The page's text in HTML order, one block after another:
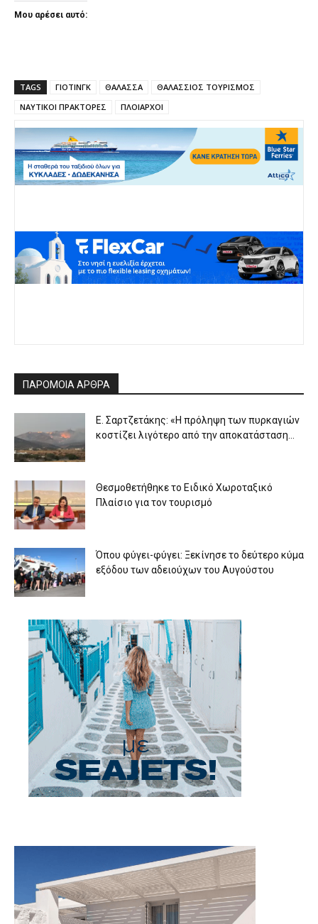
Μου αρέσει αυτό:
TAGS ΓΙΟΤΙΝΓΚ ΘΑΛΑΣΣΑ
ΘΑΛΑΣΣΙΟΣ ΤΟΥΡΙΣΜΟΣ
ΝΑΥΤΙΚΟΙ ΠΡΑΚΤΟΡΕΣ
ΠΛΟΙΑΡΧΟΙ
ΠΑΡΟΜΟΙΑ ΑΡΘΡΑ
Ε. Σαρτζετάκης: «Η πρόληψη των πυρκαγιών
κοστίζει λιγότερο από την αποκατάσταση...
Θεσμοθετήθηκε το Ειδικό Χωροταξικό
Πλαίσιο για τον τουρισμό
Όπου φύγει-φύγει: Ξεκίνησε το δεύτερο κύμα
εξόδου των αδειούχων του Αυγούστου